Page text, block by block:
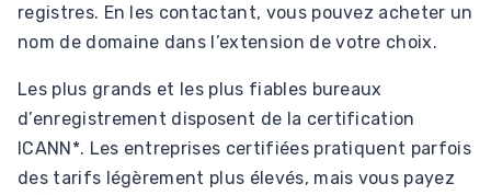
registres. En les contactant, vous pouvez acheter un
nom de domaine dans l’extension de votre choix.
Les plus grands et les plus fiables bureaux
d’enregistrement disposent de la certification
ICANN*. Les entreprises certifiées pratiquent parfois
des tarifs légèrement plus élevés, mais vous payez